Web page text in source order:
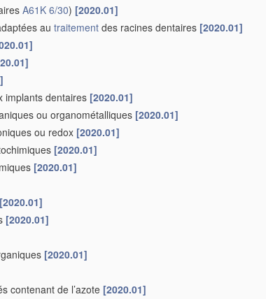
A61K 6/30) [2020.01]
au traitement des racines dentaires [2020.01]
implants dentaires [2020.01]
ou organométalliques [2020.01]
ou redox [2020.01]
[2020.01]
[2020.01]
[2020.01]
[2020.01]
[2020.01]
contenant de l’azote [2020.01]